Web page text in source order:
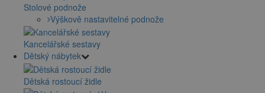
Stolové podnože
Výškově nastavitelné podnože
Kancelářské sestavy
Dětský nábytek
Dětská rostoucí židle